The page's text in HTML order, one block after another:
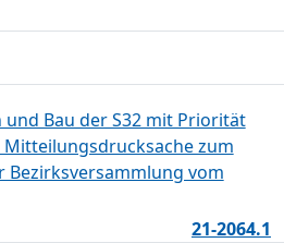
und Bau der S32 mit Priorität
zum
Bezirksversammlung vom
21-2064.1